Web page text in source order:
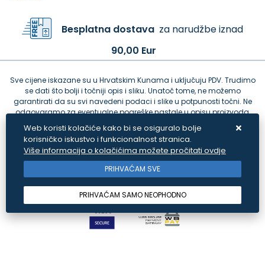
Besplatna dostavaza narudžbe iznad
90,00 Eur
Sve cijene iskazane su u Hrvatskim Kunama i uključuju PDV. Trudimo
se dati što bolji i točniji opis i sliku. Unatoč tome, ne možemo
garantirati da su svi navedeni podaci i slike u potpunosti točni. Ne
odgovaramo za eventualne pogreške nastale u opisu proizvoda,
greške prilikom štampanja te promjene cijena.
Web koristi kolačiće kako bi se osiguralo bolje
korisničko iskustvo i funkcionalnost stranica.
Više informacija o kolačićima možete pročitati ovdje
PRIHVAĆAM SVE
PRIHVAĆAM SAMO NEOPHODNO